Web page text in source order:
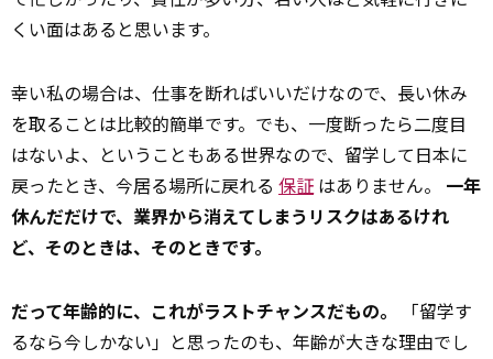
くい面はあると思います。
幸い私の場合は、仕事を断ればいいだけなので、長い休み
を取ることは比較的簡単です。でも、一度断ったら二度目
はないよ、ということもある世界なので、留学して日本に
戻ったとき、今居る場所に戻れる 保証 はありません。 一年
休んだだけで、業界から消えてしまうリスクはあるけれ
ど、そのときは、そのときです。
だって年齢的に、これがラストチャンスだもの。
「留学す
るなら今しかない」と思ったのも、年齢が大きな理由でし